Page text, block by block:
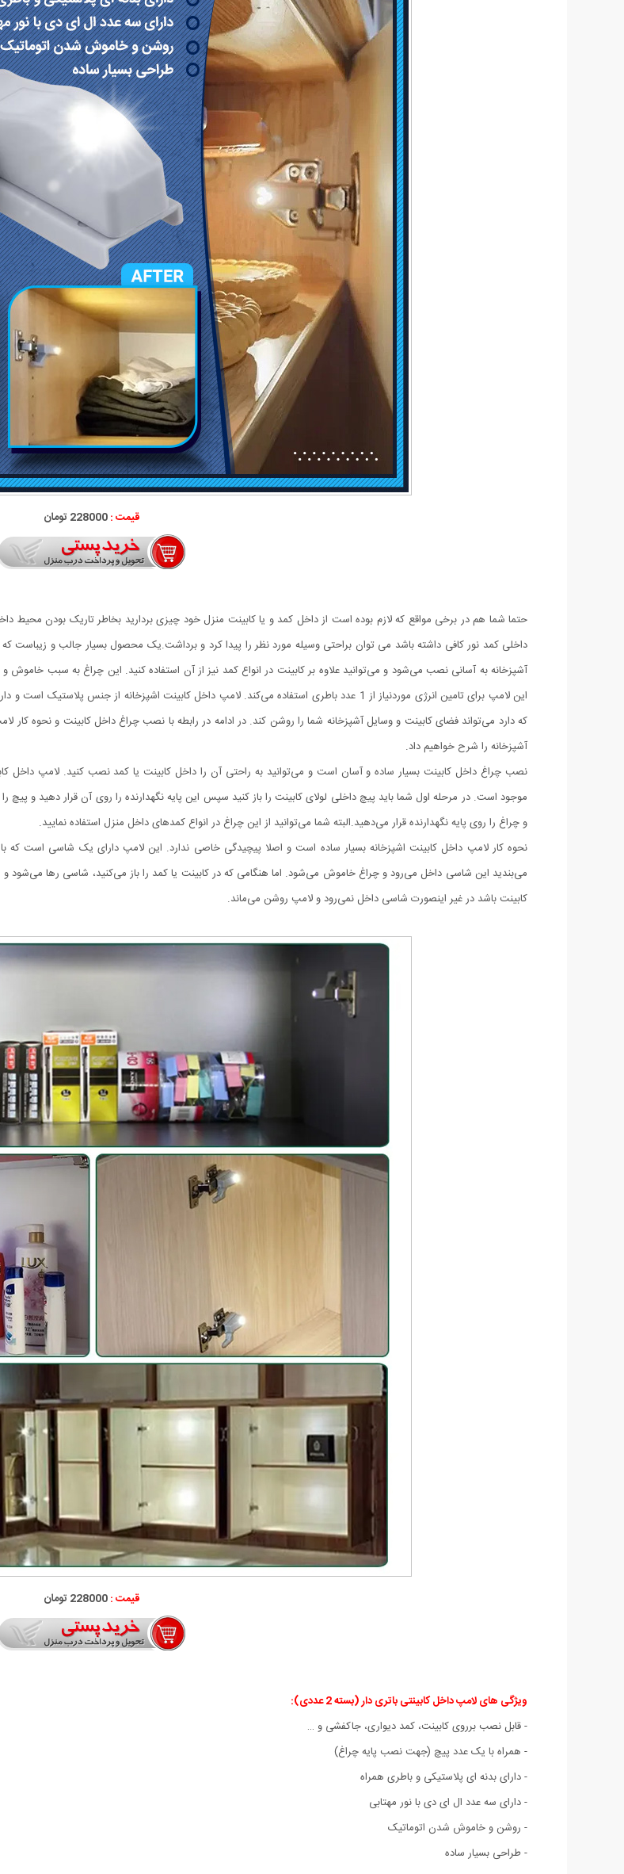
قیمت :228000 تومان
حتما شما هم در برخی مواقع که لازم بوده است از داخل کمد و یا کابینت منزل خود چیزی بردارید بخاطر تاریک بودن محیط
داخلی کمد نور کافی داشته باشد می توان براحتی وسیله مورد نظر را پیدا کرد و برداشت.یک محصول بسیار جالب و زیباست
آشپزخانه به آسانی نصب می‌شود و می‌توانید علاوه بر کابینت در انواع کمد نیز از آن استفاده کنید. این چراغ به سبب
که دارد می‌تواند فضای کابینت و وسایل آشپزخانه شما را روشن کند. در ادامه در رابطه با نصب چراغ داخل کابینت و نحوه
آشپزخانه را شرح خواهیم داد.
نصب چراغ داخل کابینت بسیار ساده و آسان است و می‌توانید به راحتی آن را داخل کابینت یا کمد نصب کنید. لامپ داخل
موجود است. در مرحله اول شما باید پیچ داخلی لولای کابینت را باز کنید سپس این پایه نگهدارنده را روی آن قرار دهید و پیچ
و چراغ را روی پایه نگهدارنده قرار می‌دهید.البته شما می‌توانید از این چراغ در انواع کمدهای داخل منزل استفاده نمایید.
نحوه کار لامپ داخل کابینت اشپزخانه بسیار ساده است و اصلا پیچیدگی خاصی ندارد. این لامپ دارای یک شاسی است که
می‌بندید این شاسی داخل می‌رود و چراغ خاموش می‌شود. اما هنگامی که در کابینت یا کمد را باز می‌کنید، شاسی رها
کابینت باشد در غیر اینصورت شاسی داخل نمی‌رود و لامپ روشن می‌ماند.
قیمت :228000 تومان
ویژگی های لامپ داخل کابینتی باتری دار (بسته 2 عددی):
- قابل نصب برروی کابینت، کمد دیواری، جاکفشی و …
- همراه با یک عدد پیچ (جهت نصب پایه چراغ)
- دارای بدنه ای پلاستیکی و باطری همراه
- دارای سه عدد ال ای دی با نور مهتابی
- روشن و خاموش شدن اتوماتیک
- طراحی بسیار ساده